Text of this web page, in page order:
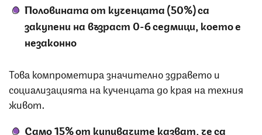
Половината от кученцата (50%) са
закупени на възраст 0-6 седмици, което е
незаконно
Това компрометира значително здравето и
социализацията на кученцата до края на техния
живот.
Само 15% от купувачите казват, че са